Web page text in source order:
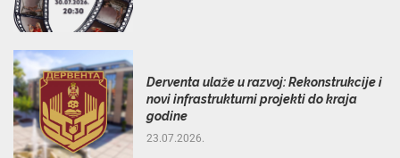
Derventa ulaže u razvoj: Rekonstrukcije i
novi infrastrukturni projekti do kraja
godine
23.07.2026.